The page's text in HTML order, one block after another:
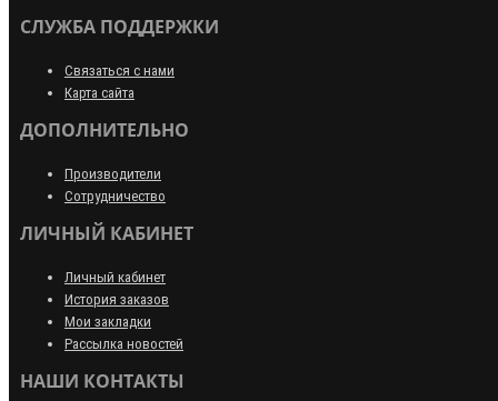
СЛУЖБА ПОДДЕРЖКИ
Связаться с нами
Карта сайта
ДОПОЛНИТЕЛЬНО
Производители
Сотрудничество
ЛИЧНЫЙ КАБИНЕТ
Личный кабинет
История заказов
Мои закладки
Рассылка новостей
НАШИ КОНТАКТЫ